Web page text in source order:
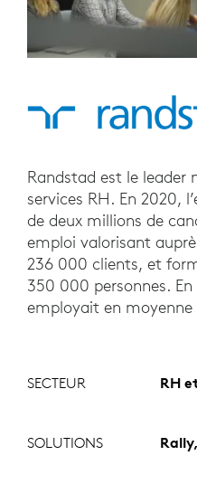
Randstad est le leader
services RH. En 2020,
de deux millions de
emploi valorisant
236 000 clients, et
350 000 personnes.
employait en moyenne
SECTEUR RH
SOLUTIONS